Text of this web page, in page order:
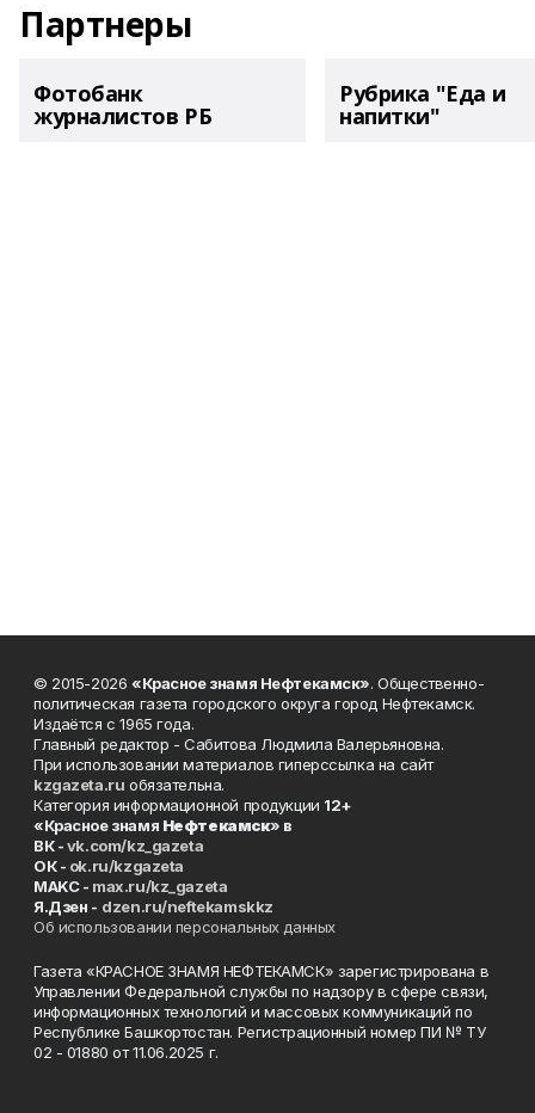
Партнеры
Фотобанк
журналистов РБ
Рубрика "Еда и
напитки"
© 2015-2026 «Красное знамя Нефтекамск». Общественно-
политическая газета городского округа город Нефтекамск.
Издаётся с 1965 года.
Главный редактор - Сабитова Людмила Валерьяновна.
При использовании материалов гиперссылка на сайт
kzgazeta.ru обязательна.
Категория информационной продукции 12+
«Красное знамя Нефтекамск» в
ВК -vk.com/kz_gazeta
ОК - ok.ru/kzgazeta
MAKC - max.ru/kz_gazeta
Я.Дзен - dzen.ru/neftekamskkz
Об использовании персональных данных
Газета «КРАСНОЕ ЗНАМЯ НЕФТЕКАМСК» зарегистрирована в
Управлении Федеральной службы по надзору в сфере связи,
информационных технологий и массовых коммуникаций по
Республике Башкортостан. Регистрационный номер ПИ № ТУ
02 - 01880 от 11.06.2025 г.